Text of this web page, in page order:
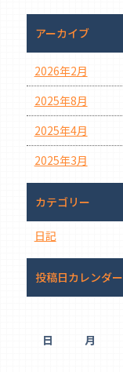
アーカイブ
2026年2月
2025年8月
2025年4月
2025年3月
カテゴリー
日記
投稿日カレンダー
日
月